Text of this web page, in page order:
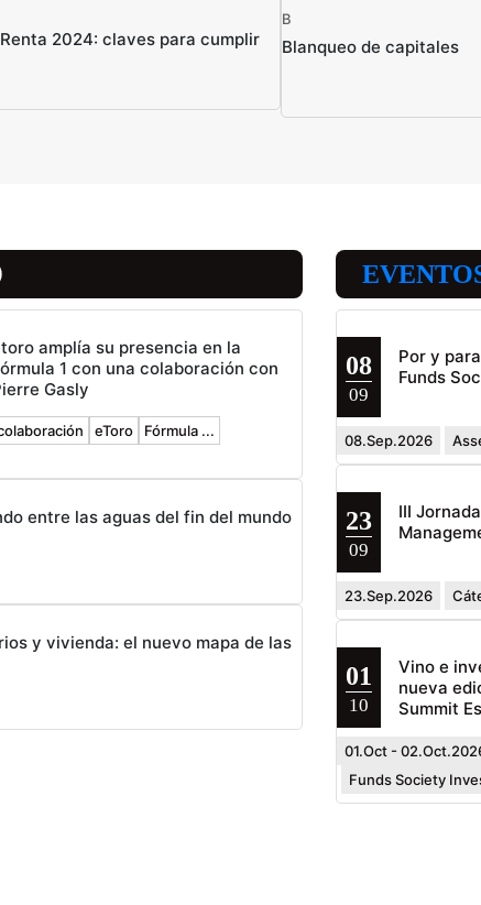
2024: claves para cumplir
B
Blanqueo de capitales
amplía su presencia en la
1 con una colaboración con
Gasly
eToro Fórmula ...
entre las aguas del fin del mundo
y vivienda: el nuevo mapa de las
08
09
Por y
Funds
08.Sep.2026
23
09
III
23.Sep.2026
01
10
Vino e
nueva
Summit
01.Oct -
Funds Society